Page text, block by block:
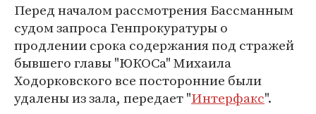
Перед началом рассмотрения Бассманным
судом запроса Генпрокуратуры о
продлении срока содержания под стражей
бывшего главы "ЮКОСа" Михаила
Ходорковского все посторонние были
удалены из зала, передает "Интерфакс".